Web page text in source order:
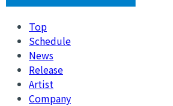
Top
Schedule
News
Release
Artist
Company